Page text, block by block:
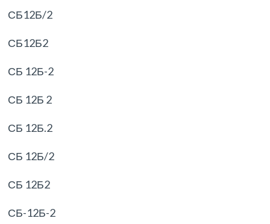
СБ12Б/2
СБ12Б2
СБ 12Б-2
СБ 12Б 2
СБ 12Б.2
СБ 12Б/2
СБ 12Б2
СБ-12Б-2